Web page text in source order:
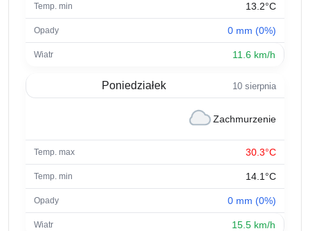
13.2°C
0 mm (0%)
11.6 km/h
Poniedziałek 10 sierpnia
Zachmurzenie
30.3°C
14.1°C
0 mm (0%)
15.5 km/h